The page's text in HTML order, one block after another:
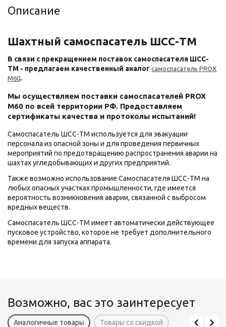
Описание
Шахтный самоспасатель ШСС-ТМ
В связи с прекращением поставок самоспасателя ШСС-
ТМ - предлагаем качественный аналогсамоспасатель PROX
M60.
Мы осуществляем поставки самоспасателей PROX
M60 по всей территории РФ. Предоставляем
сертификаты качества и протоколы испытаний!
Самоспасатель ШСС-ТМ используется для эвакуации
персонала из опасной зоны и для проведения первичных
мероприятий по предотвращению распространения аварии на
шахтах угледобывающих и других предприятий.
Также возможно использование Самоспасателя ШСС-ТМ на
любых опасных участках промышленности, где имеется
вероятность возникновения аварии, связанной с выбросом
вредных веществ.
Самоспасатель ШСС-ТМ имеет автоматически действующее
пусковое устройство, которое не требует дополнительного
времени для запуска аппарата.
Возможно, вас это заинтересует
Аналогичные товары Товары со скидкой